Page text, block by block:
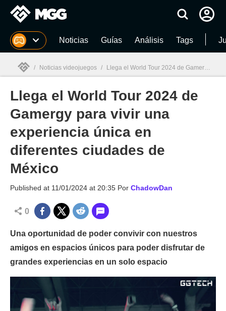
MGG Noticias Guías Análisis Tags
MGG
/ Noticias videojuegos / Llega el World Tour 2024 de Gamergy para vivir una experiencia única en diferentes ciudades de México
Llega el World Tour 2024 de
Gamergy para vivir una
experiencia única en
diferentes ciudades de
México
Published at 11/01/2024 at 20:35 Por ChadowDan
0
Una oportunidad de poder convivir con nuestros
amigos en espacios únicos para poder disfrutar de
grandes experiencias en un solo espacio